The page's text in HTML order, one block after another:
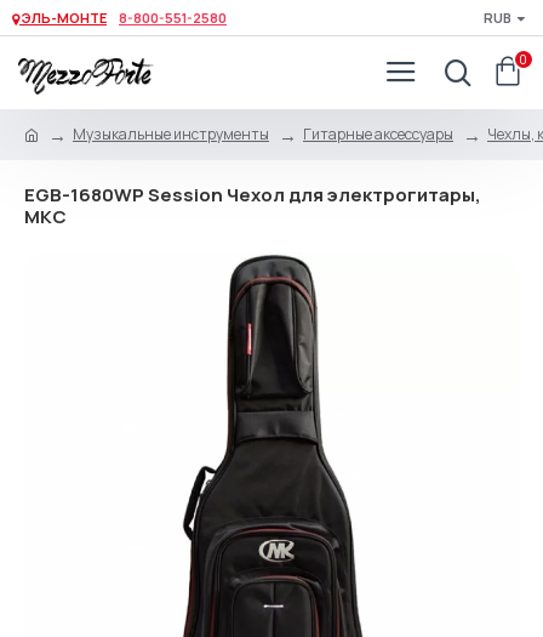
ЭЛЬ-МОНТЕ 8-800-551-2580 RUB
0
Музыкальные инструменты Гитарные аксессуары Чехлы,
EGB-1680WP Session Чехол для электрогитары,
MKC